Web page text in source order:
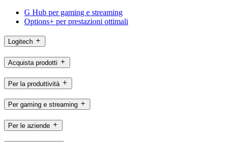
G Hub per gaming e streaming
Options+ per prestazioni ottimali
Logitech
Acquista prodotti
Per la produttività
Per gaming e streaming
Per le aziende